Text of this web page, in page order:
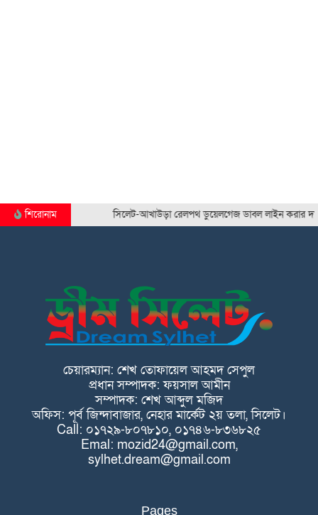
শিরোনাম সিলেট-আখাউড়া রেলপথ ডুয়েলগেজ ডাবল লাইন করার দাবি
চেয়ারম্যান: শেখ তোফায়েল আহমদ সেপুল
প্রধান সম্পাদক: ফয়সাল আমীন
সম্পাদক: শেখ আব্দুল মজিদ
অফিস: পূর্ব জিন্দাবাজার, নেহার মার্কেট ২য় তলা, সিলেট।
Call: ০১৭২৯-৮০৭৮১০, ০১৭৪৬-৮৩৬৮২৫
Emal: mozid24@gmail.com,
sylhet.dream@gmail.com
Pages